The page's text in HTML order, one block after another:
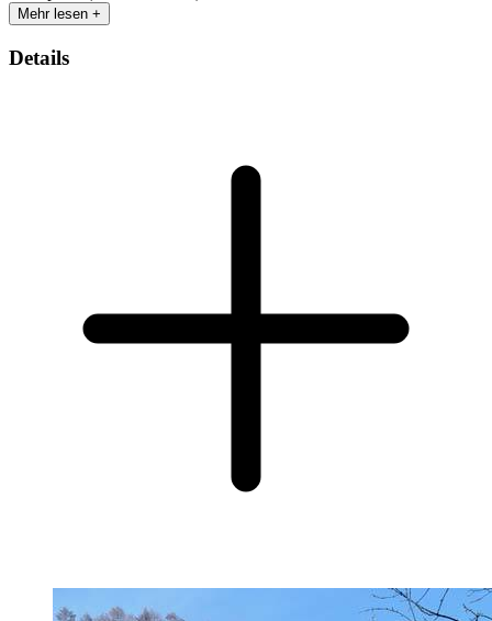
Mehr lesen +
Details